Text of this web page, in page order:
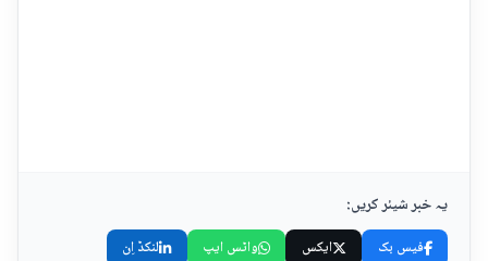
یہ خبر شیئر کریں:
فیس بک ایکس واٹس ایپ لنکڈ اِن